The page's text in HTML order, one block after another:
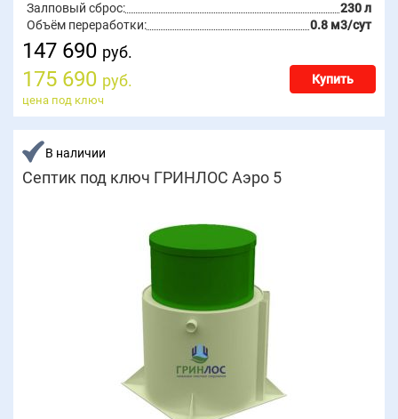
Залповый сброс:
230 л
Объём переработки:
0.8 м3/сут
147 690 руб.
175 690 руб. Купить
цена под ключ
В наличии
Септик под ключ ГРИНЛОС Аэро 5